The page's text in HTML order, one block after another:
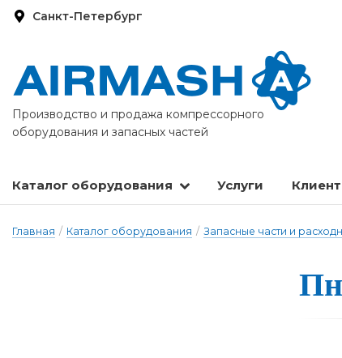
Санкт-Петербург
Производство и продажа компрессорного
оборудования и запасных частей
Каталог оборудования Услуги
Главная / Каталог оборудования / Запасные части и